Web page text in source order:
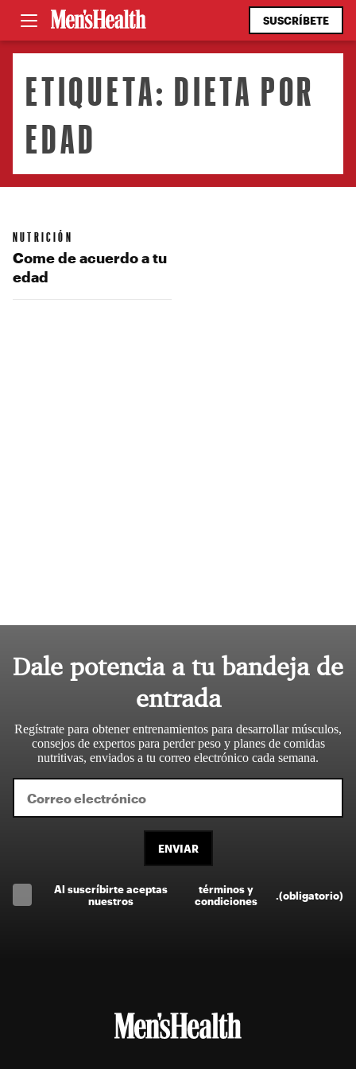
SUSCRÍBETE
ETIQUETA: DIETA POR
EDAD
NUTRICIÓN
Come de acuerdo a tu
edad
Dale potencia a tu bandeja de
entrada
Regístrate para obtener entrenamientos para desarrollar músculos,
consejos de expertos para perder peso y planes de comidas
nutritivas, enviados a tu correo electrónico cada semana.
ENVIAR
Al suscríbirte aceptas
nuestros
términos y
condiciones
(obligatorio)